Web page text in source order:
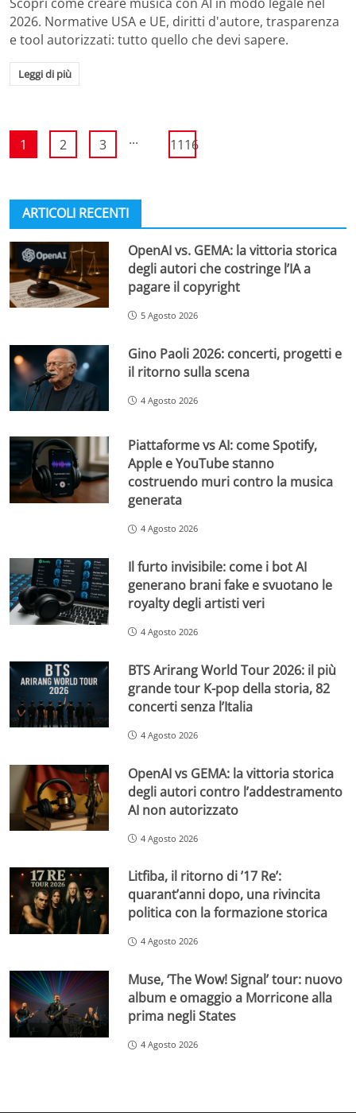
2026. Normative USA e UE, diritti d'autore, trasparenza
e tool autorizzati: tutto quello che devi sapere.
Leggi di più
1 2 3 ... 1116
ARTICOLI RECENTI
OpenAI vs. GEMA: la vittoria storica
degli autori che costringe l’IA a
pagare il copyright
5 Agosto 2026
Gino Paoli 2026: concerti, progetti e
il ritorno sulla scena
4 Agosto 2026
Piattaforme vs AI: come Spotify,
Apple e YouTube stanno
costruendo muri contro la musica
generata
4 Agosto 2026
Il furto invisibile: come i bot AI
generano brani fake e svuotano le
royalty degli artisti veri
4 Agosto 2026
BTS Arirang World Tour 2026: il più
grande tour K-pop della storia, 82
concerti senza l’Italia
4 Agosto 2026
OpenAI vs GEMA: la vittoria storica
degli autori contro l’addestramento
AI non autorizzato
4 Agosto 2026
Litfiba, il ritorno di ’17 Re’:
quarant’anni dopo, una rivincita
politica con la formazione storica
4 Agosto 2026
Muse, ‘The Wow! Signal’ tour: nuovo
album e omaggio a Morricone alla
prima negli States
4 Agosto 2026